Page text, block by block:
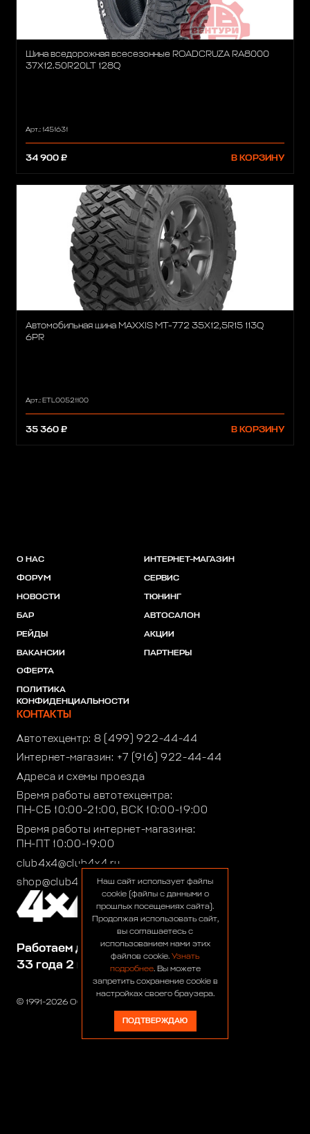
Шина вседорожная всесезонные ROADCRUZA RA8000
37X12.50R20LT 128Q
Арт.: 1451631
34 900 ₽ В КОРЗИНУ
Автомобильная шина MAXXIS MT-772 35X12,5R15 113Q
6PR
Арт.: ETL00521100
35 360 ₽ В КОРЗИНУ
© 1991-2026 ООО «Сервис 4х4»
Работаем для вас:
33 года 2 месяца 24 дня
О НАС
ФОРУМ
НОВОСТИ
БАР
РЕЙДЫ
ВАКАНСИИ
ОФЕРТА
ПОЛИТИКА
КОНФИДЕНЦИАЛЬНОСТИ
ИНТЕРНЕТ-МАГАЗИН
СЕРВИС
ТЮНИНГ
АВТОСАЛОН
АКЦИИ
ПАРТНЕРЫ
КОНТАКТЫ
Автотехцентр: 8 (499) 922-44-44
Интернет-магазин: +7 (916) 922-44-44
Адреса и схемы проезда
Время работы автотехцентра:
ПН-СБ 10:00-21:00, ВСК 10:00-19:00
Время работы интернет-магазина:
ПН-ПТ 10:00-19:00
club4x4@club4x4.ru
shop@club4x4.ruНаш сайт использует файлы
cookie (файлы с данными о
прошлых посещениях сайта).
Продолжая использовать сайт,
вы соглашаетесь с
использованием нами этих
файлов cookie. Узнать
подробнее. Вы можете
запретить сохранение cookie в
настройках своего браузера.
ПОДТВЕРЖДАЮ